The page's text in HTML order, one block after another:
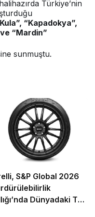
Türkiye’nin
“Kapadokya”,
“Mardin”
sunmuştu.
S&P Global 2026
Dünyadaki Tek